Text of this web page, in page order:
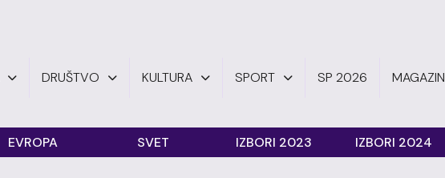
DRUŠTVO KULTURA SPORT SP 2026 MAGAZIN
EVROPA SVET IZBORI 2023 IZBORI 2024